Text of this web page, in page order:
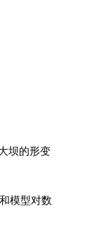
坝的形变
模型对数